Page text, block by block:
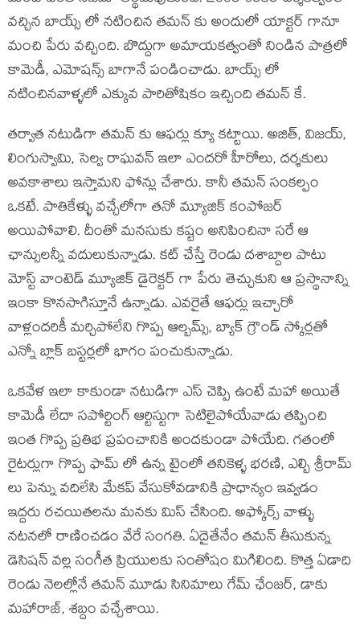
వచ్చిన బాయ్స్ లో నటించిన తమన్ కు అందులో యాక్టర్ గానూ
మంచి పేరు వచ్చింది. బొద్దుగా అమాయకత్వంతో నిండిన పాత్రలో
కామెడీ, ఎమోషన్స్ బాగానే పండించాడు. బాయ్స్ లో
నటించినవాళ్ళలో ఎక్కువ పారితోషికం ఇచ్చింది తమన్ కే.
తర్వాత నటుడిగా తమన్ కు ఆఫర్లు క్యూ కట్టాయి. అజిత్, విజయ్,
లింగుస్వామి, సెల్వ రాఘవన్ ఇలా ఎందరో హీరోలు, దర్శకులు
అవకాశాలు ఇస్తామని ఫోన్లు చేశారు. కానీ తమన్ సంకల్పం
ఒకటే. పాతికేళ్ళు వచ్చేలోగా తనో మ్యూజిక్ కంపోజర్
అయిపోవాలి. దీంతో మనసుకు కష్టం అనిపించినా సరే ఆ
ఛాన్సులన్నీ వదులుకున్నాడు. కట్ చేస్తే రెండు దశాబ్దాల పాటు
మోస్ట్ వాంటెడ్ మ్యూజిక్ డైరెక్టర్ గా పేరు తెచ్చుకుని ఆ ప్రస్థానాన్ని
ఇంకా కొనసాగిస్తూనే ఉన్నాడు. ఎవరైతే ఆఫర్లు ఇచ్చారో
వాళ్లందరికీ మర్చిపోలేని గొప్ప ఆల్బమ్స్, బ్యాక్ గ్రౌండ్ స్కోర్లతో
ఎన్నో బ్లాక్ బస్టర్లలో భాగం పంచుకున్నాడు.
ఒకవేళ ఇలా కాకుండా నటుడిగా ఎస్ చెప్పి ఉంటే మహా అయితే
కామెడీ లేదా సపోర్టింగ్ ఆర్టిస్టుగా సెటిలైపోయేవాడు తప్పించి
ఇంత గొప్ప ప్రతిభ ప్రపంచానికి అందకుండా పోయేది. గతంలో
రైటర్లుగా గొప్ప ఫామ్ లో ఉన్న టైంలో తనికెళ్ళ భరణి, ఎల్బి శ్రీరామ్
లు పెన్ను వదిలేసి మేకప్ వేసుకోవడానికి ప్రాధాన్యం ఇవ్వడం
ఇద్దరు రచయితలను మనకు మిస్ చేసింది. అఫ్కోర్స్ వాళ్ళు
నటనలో రాణించడం వేరే సంగతి. ఏదైతేనేం తమన్ తీసుకున్న
డెసిషన్ వల్ల సంగీత ప్రియులకు సంతోషం మిగిలింది. కొత్త ఏడాది
రెండు నెలల్లోనే తమన్ మూడు సినిమాలు గేమ్ ఛేంజర్, డాకు
మహారాజ్, శబ్దం వచ్చేశాయి.